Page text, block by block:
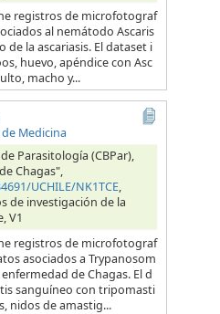
registros de microfotograf
al nemátodo Ascaris
la ascariasis. El dataset i
huevo, apéndice con Asc
macho y...
Medicina
Parasitología (CBPar),
Chagas",
UCHILE/NK1TCE,
de investigación de la
V1
registros de microfotograf
asociados a Trypanosom
de Chagas. El d
sanguíneo con tripomasti
nidos de amastig...